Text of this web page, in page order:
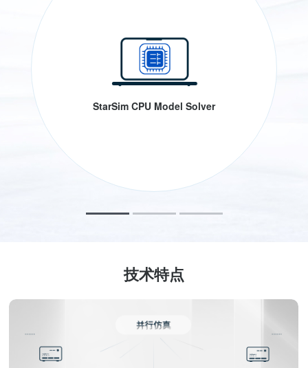
StarSim CPU Model Solver
技术特点